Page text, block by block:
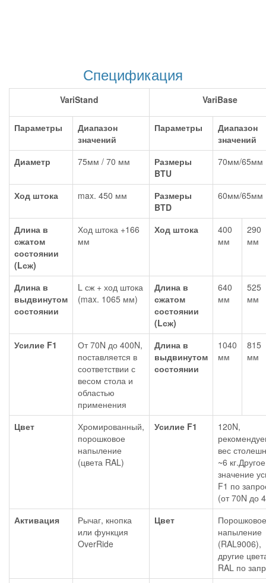
Спецификация
VariStand VariBase
Параметры
Диапазон
значений
Параметры
Диапазон
значений
Диаметр
75мм / 70 мм
Размеры
BTU
70мм/65мм
Ход штока max. 450 мм
Размеры
BTD
60мм/65мм
Длина в
сжатом
состоянии
(Lсж)
Ход штока +166
мм
Ход штока
400
мм
290
мм
Длина в
выдвинутом
состоянии
L сж + ход штока
(max. 1065 мм)
Длина в
сжатом
состоянии
(Lсж)
640
мм
525
мм
Усилие F1
От 70N до 400N,
поставляется в
соответствии с
весом стола и
областью
применения
Длина в
выдвинутом
состоянии
1040
мм
815
мм
Цвет
Хромированный,
порошковое
напыление
(цвета RAL)
Усилие F1
120N,
вес
~6 кг.Другое
значение
F1 по
(от 70N до
Активация
Рычаг, кнопка
или функция
OverRide
Цвет
Порошковое
напыление
(RAL9006),
другие
RAL по